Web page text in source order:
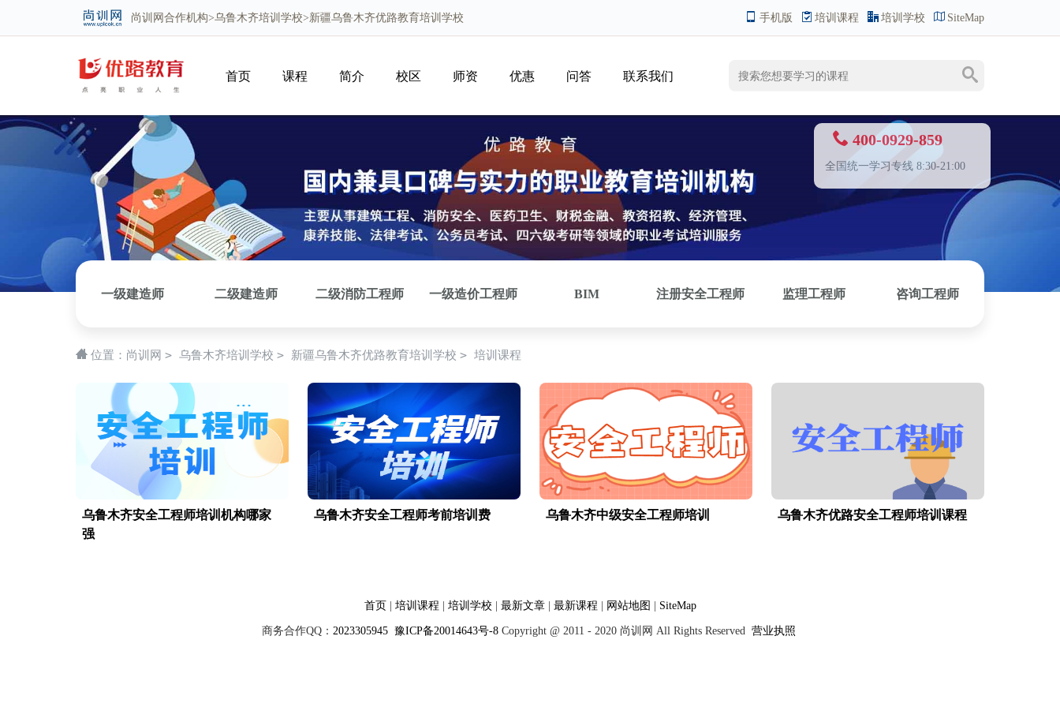
手机版 培训课程 培训学校 SiteMap
尚训网 合作机构>乌鲁木齐培训学校>新疆乌鲁木齐优路教育培训学校
首页 课程 简介 校区 师资 优惠 问答 联系我们
400-0929-859
全国统一学习专线 8:30-21:00
一级建造师 二级建造师 二级消防工程师 一级造价工程师 BIM 注册安全工程师 监理工程师 咨询工程师
位置： 尚训网 > 乌鲁木齐培训学校 > 新疆乌鲁木齐优路教育培训学校 > 培训课程
乌鲁木齐安全工程师培训机构哪家
强
乌鲁木齐安全工程师考前培训费 乌鲁木齐中级安全工程师培训 乌鲁木齐优路安全工程师培训课程
首页 培训课程 培训学校 最新文章| 最新课程 网站地图 SiteMap
商务合作QQ： 2023305945 豫ICP备20014643号-8Copyright @ 2011 - 2020 尚训网 All Rights Reserved 营业执照